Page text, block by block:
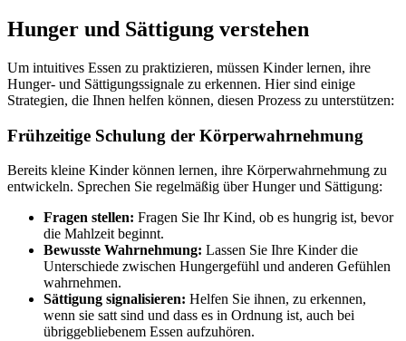
Hunger und Sättigung verstehen
Um intuitives Essen zu praktizieren, müssen Kinder lernen, ihre
Hunger- und Sättigungssignale zu erkennen. Hier sind einige
Strategien, die Ihnen helfen können, diesen Prozess zu unterstützen:
Frühzeitige Schulung der Körperwahrnehmung
Bereits kleine Kinder können lernen, ihre Körperwahrnehmung zu
entwickeln. Sprechen Sie regelmäßig über Hunger und Sättigung:
Fragen stellen: Fragen Sie Ihr Kind, ob es hungrig ist, bevor
die Mahlzeit beginnt.
Bewusste Wahrnehmung: Lassen Sie Ihre Kinder die
Unterschiede zwischen Hungergefühl und anderen Gefühlen
wahrnehmen.
Sättigung signalisieren: Helfen Sie ihnen, zu erkennen,
wenn sie satt sind und dass es in Ordnung ist, auch bei
übriggebliebenem Essen aufzuhören.